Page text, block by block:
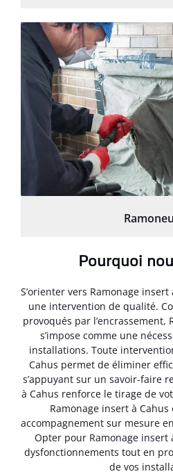
Pourquoi
S’orienter vers Ramonage
une intervention de qualité.
provoqués par l’encrassement,
s’impose comme une
installations. Toute
Cahus permet de éliminer
s’appuyant sur un savoir-faire
à Cahus renforce le tirage de
Ramonage insert à
accompagnement sur mesure
Opter pour Ramonage insert
dysfonctionnements tout en
de vos